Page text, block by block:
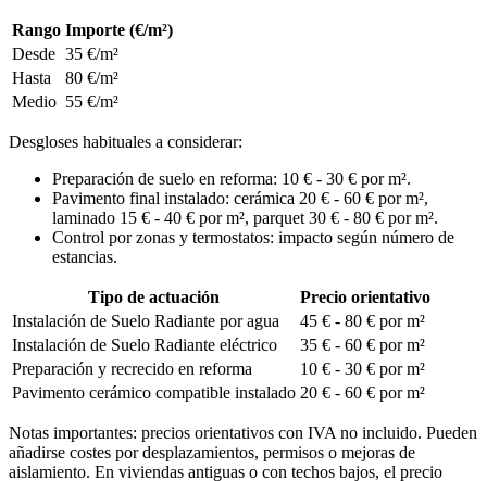
Rango Importe (€/m²)
Desde 35 €/m²
Hasta
80 €/m²
Medio 55 €/m²
Desgloses habituales a considerar:
Preparación de suelo en reforma: 10 € - 30 € por m².
Pavimento final instalado: cerámica 20 € - 60 € por m²,
laminado 15 € - 40 € por m², parquet 30 € - 80 € por m².
Control por zonas y termostatos: impacto según número de
estancias.
Tipo de actuación
Precio orientativo
Instalación de Suelo Radiante por agua
45 € - 80 € por m²
Instalación de Suelo Radiante eléctrico
35 € - 60 € por m²
Preparación y recrecido en reforma
10 € - 30 € por m²
Pavimento cerámico compatible instalado 20 € - 60 € por m²
Notas importantes: precios orientativos con IVA no incluido. Pueden
añadirse costes por desplazamientos, permisos o mejoras de
aislamiento. En viviendas antiguas o con techos bajos, el precio